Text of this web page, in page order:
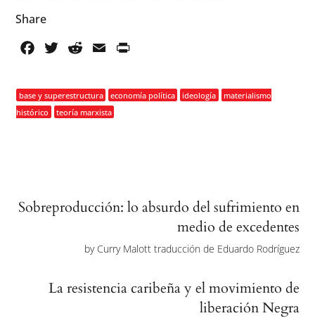
Share
FacebookTwitterRedditEmail
base y superestructura economía política ideología
materialismo
histórico
teoría marxista
Sobreproducción: lo absurdo del sufrimiento en
medio de excedentes
by Curry Malott traducción de Eduardo Rodríguez
La resistencia caribeña y el movimiento de
liberación Negra